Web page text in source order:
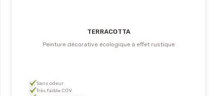
TERRACOTTA
Peinture décorative écologique à effet rustique
Sans odeur
Très faible COV